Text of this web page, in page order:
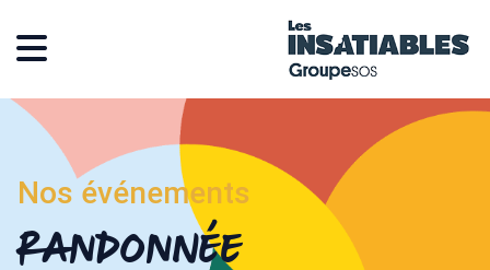
Nos événements
Randonnée